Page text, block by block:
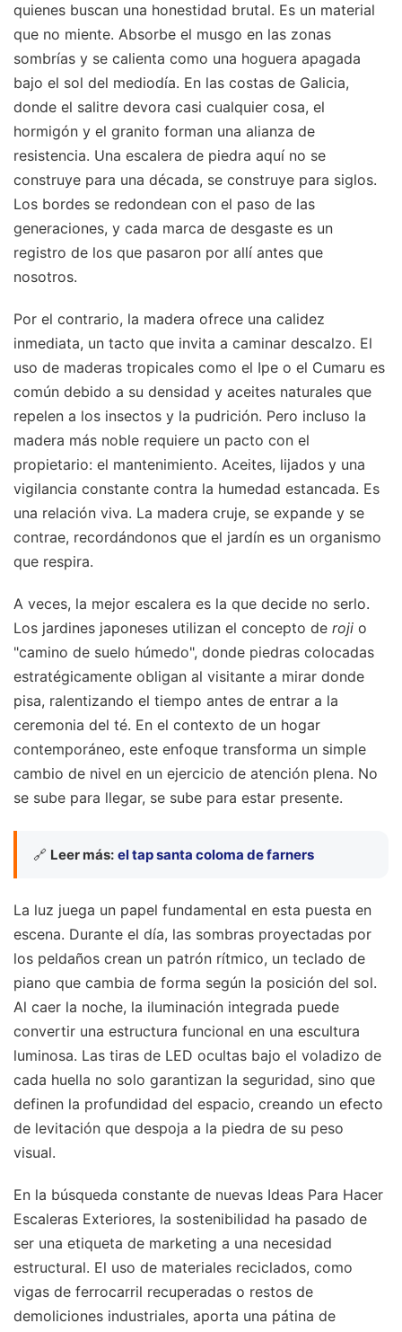
quienes buscan una honestidad brutal. Es un material
que no miente. Absorbe el musgo en las zonas
sombrías y se calienta como una hoguera apagada
bajo el sol del mediodía. En las costas de Galicia,
donde el salitre devora casi cualquier cosa, el
hormigón y el granito forman una alianza de
resistencia. Una escalera de piedra aquí no se
construye para una década, se construye para siglos.
Los bordes se redondean con el paso de las
generaciones, y cada marca de desgaste es un
registro de los que pasaron por allí antes que
nosotros.
Por el contrario, la madera ofrece una calidez
inmediata, un tacto que invita a caminar descalzo. El
uso de maderas tropicales como el Ipe o el Cumaru es
común debido a su densidad y aceites naturales que
repelen a los insectos y la pudrición. Pero incluso la
madera más noble requiere un pacto con el
propietario: el mantenimiento. Aceites, lijados y una
vigilancia constante contra la humedad estancada. Es
una relación viva. La madera cruje, se expande y se
contrae, recordándonos que el jardín es un organismo
que respira.
A veces, la mejor escalera es la que decide no serlo.
Los jardines japoneses utilizan el concepto de roji o
"camino de suelo húmedo", donde piedras colocadas
estratégicamente obligan al visitante a mirar donde
pisa, ralentizando el tiempo antes de entrar a la
ceremonia del té. En el contexto de un hogar
contemporáneo, este enfoque transforma un simple
cambio de nivel en un ejercicio de atención plena. No
se sube para llegar, se sube para estar presente.
🔗 Leer más: el tap santa coloma de farners
La luz juega un papel fundamental en esta puesta en
escena. Durante el día, las sombras proyectadas por
los peldaños crean un patrón rítmico, un teclado de
piano que cambia de forma según la posición del sol.
Al caer la noche, la iluminación integrada puede
convertir una estructura funcional en una escultura
luminosa. Las tiras de LED ocultas bajo el voladizo de
cada huella no solo garantizan la seguridad, sino que
definen la profundidad del espacio, creando un efecto
de levitación que despoja a la piedra de su peso
visual.
En la búsqueda constante de nuevas Ideas Para Hacer
Escaleras Exteriores, la sostenibilidad ha pasado de
ser una etiqueta de marketing a una necesidad
estructural. El uso de materiales reciclados, como
vigas de ferrocarril recuperadas o restos de
demoliciones industriales, aporta una pátina de